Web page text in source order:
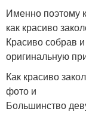
Именно поэтому
как красиво
Красиво собрав
оригинальную
Как красиво
фото и
Большинство